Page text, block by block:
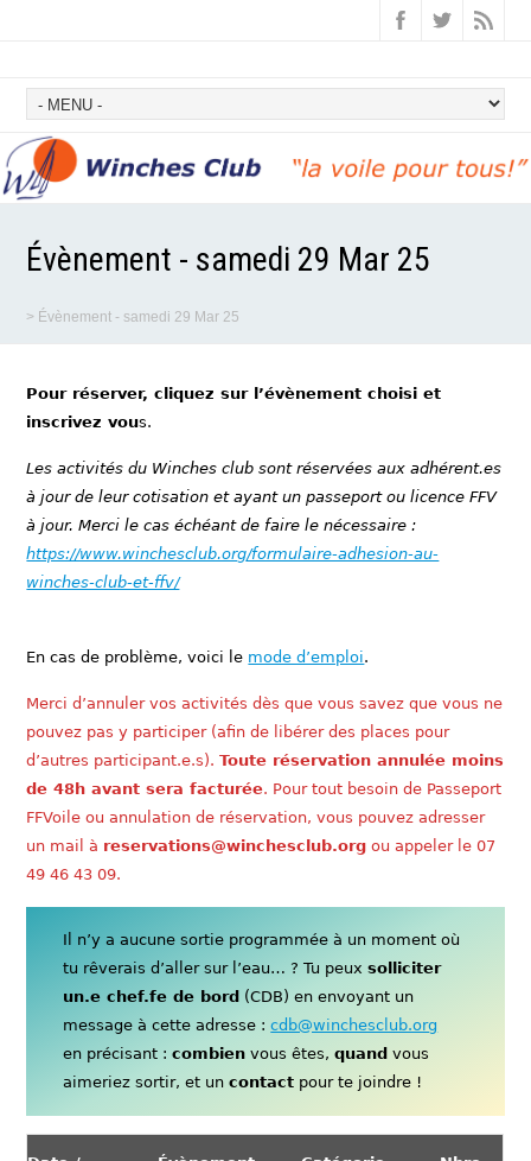
Évènement - samedi 29 Mar 25
> Évènement - samedi 29 Mar 25
Pour réserver, cliquez sur l’évènement choisi et
inscrivez vous.
Les activités du Winches club sont réservées aux adhérent.es
à jour de leur cotisation et ayant un passeport ou licence FFV
à jour. Merci le cas échéant de faire le nécessaire :
https://www.winchesclub.org/formulaire-adhesion-au-
winches-club-et-ffv/
En cas de problème, voici le mode d’emploi.
Merci d’annuler vos activités dès que vous savez que vous ne
pouvez pas y participer (afin de libérer des places pour
d’autres participant.e.s).Toute réservation annulée moins
de 48h avant sera facturée. Pour tout besoin de Passeport
FFVoile ou annulation de réservation, vous pouvez adresser
un mail à reservations@winchesclub.org ou appeler le 07
49 46 43 09.
Il n’y a aucune sortie programmée à un moment où
tu rêverais d’aller sur l’eau… ? Tu peuxsolliciter
un.e chef.fe de bord (CDB) en envoyant un
message à cette adresse :cdb@winchesclub.org
en précisant :combien vous êtes,quand vous
aimeriez sortir, et uncontact pour te joindre !